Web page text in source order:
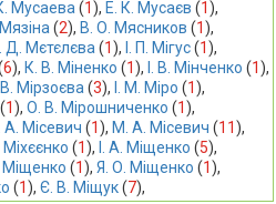
Мусаева (1), Е. К. Мусаєв (1),
(2), В. О. Мясников (1),
І. Д. Мєтєлєва (1), І. П. Мігус (1),
6), К. В. Міненко (1), І. В. Мінченко (1),
Мірзоєва (3), І. М. Міро (1),
(1), О. В. Мірошниченко (1),
A. Місевич (1), М. А. Місевич (11),
(1), І. А. Міщенко (5),
Міщенко (1), Я. О. Міщенко (1),
(1), Є. В. Міщук (7),